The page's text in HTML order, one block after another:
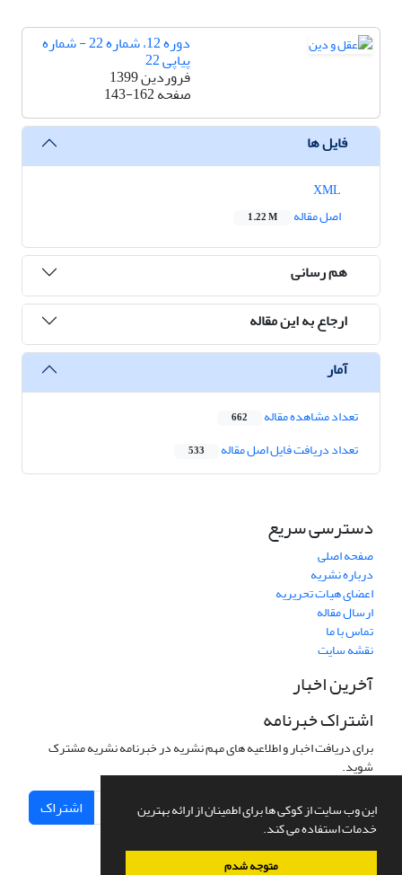
این وب سایت از کوکی ها برای اطمینان از ارائه بهترین
خدمات استفاده می کند.
متوجه شدم
دوره 12، شماره 22 - شماره
پیاپی 22
فروردین 1399
صفحه143-162
فایل ها
اصل مقاله
1.22 M
هم رسانی
ارجاع به این مقاله
آمار
تعداد مشاهده مقاله 662
تعداد دریافت فایل اصل مقاله 533
دسترسی سریع
صفحه اصلی
درباره نشریه
اعضای هیات تحریریه
ارسال مقاله
تماس با ما
نقشه سایت
آخرین اخبار
اشتراک خبرنامه
برای دریافت اخبار و اطلاعیه های مهم نشریه در خبرنامه نشریه مشترک
شوید.
اشتراک